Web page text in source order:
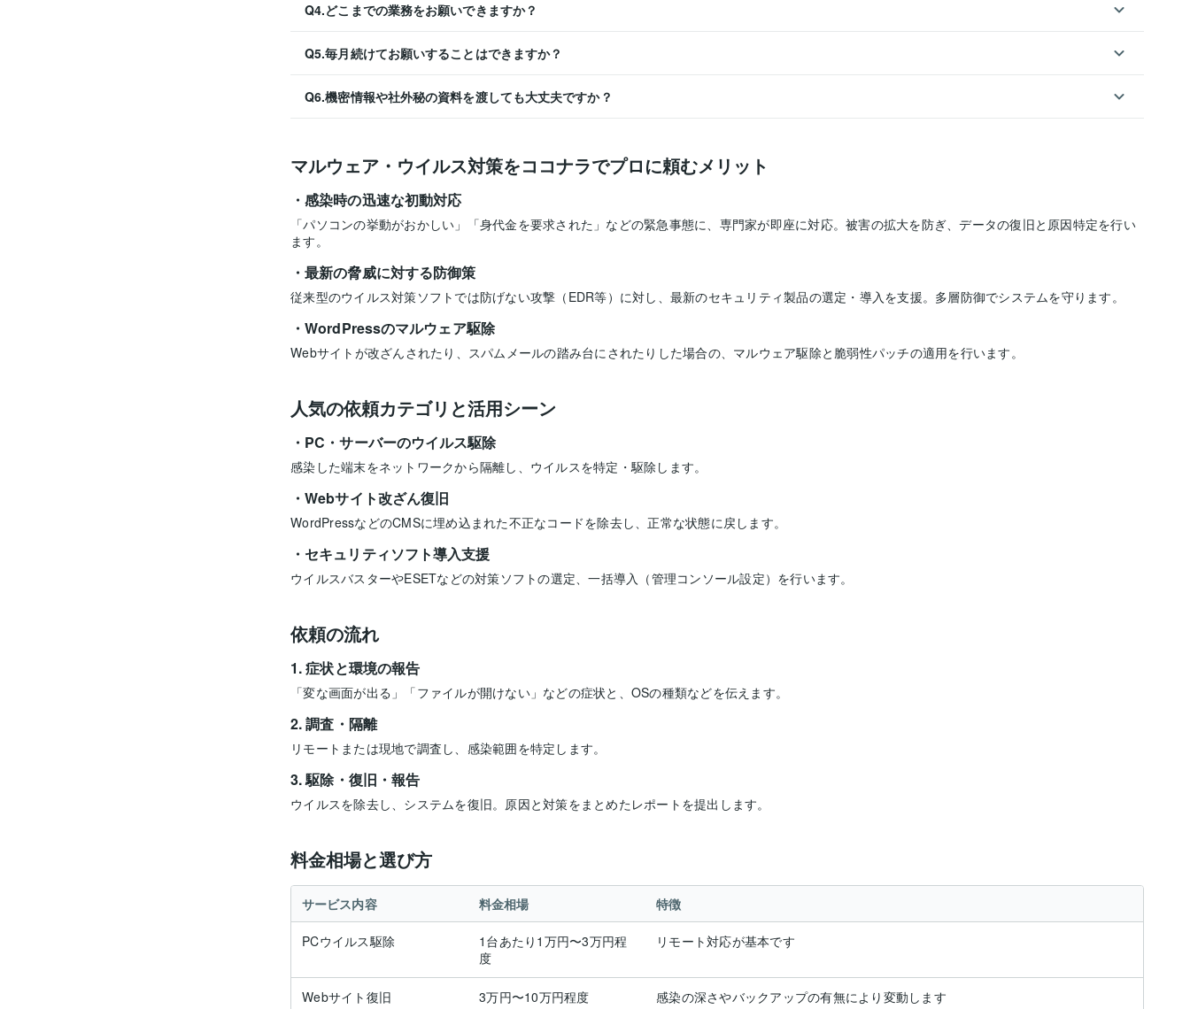
Q4.どこまでの業務をお願いできますか？
Q5.毎月続けてお願いすることはできますか？
Q6.機密情報や社外秘の資料を渡しても大丈夫ですか？
マルウェア・ウイルス対策をココナラでプロに頼むメリット
感染時の迅速な初動対応
「パソコンの挙動がおかしい」「身代金を要求された」などの緊急事態に、専門家が即座に対応。被害の拡大を防ぎ、データの復旧と原因特定を行い
ます。
最新の脅威に対する防御策
従来型のウイルス対策ソフトでは防げない攻撃（EDR等）に対し、最新のセキュリティ製品の選定・導入を支援。多層防御でシステムを守ります。
WordPressのマルウェア駆除
Webサイトが改ざんされたり、スパムメールの踏み台にされたりした場合の、マルウェア駆除と脆弱性パッチの適用を行います。
人気の依頼カテゴリと活用シーン
PC・サーバーのウイルス駆除
感染した端末をネットワークから隔離し、ウイルスを特定・駆除します。
Webサイト改ざん復旧
WordPressなどのCMSに埋め込まれた不正なコードを除去し、正常な状態に戻します。
セキュリティソフト導入支援
ウイルスバスターやESETなどの対策ソフトの選定、一括導入（管理コンソール設定）を行います。
依頼の流れ
症状と環境の報告
「変な画面が出る」「ファイルが開けない」などの症状と、OSの種類などを伝えます。
調査・隔離
リモートまたは現地で調査し、感染範囲を特定します。
駆除・復旧・報告
ウイルスを除去し、システムを復旧。原因と対策をまとめたレポートを提出します。
料金相場と選び方
サービス内容 料金相場 特徴
PCウイルス駆除
1台あたり1万円〜3万円程
度
リモート対応が基本です
Webサイト復旧 3万円〜10万円程度 感染の深さやバックアップの有無により変動します